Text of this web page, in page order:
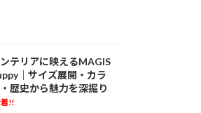
テリアに映えるMAGIS
｜サイズ展開・カラ
歴史から魅力を深掘り
着!!